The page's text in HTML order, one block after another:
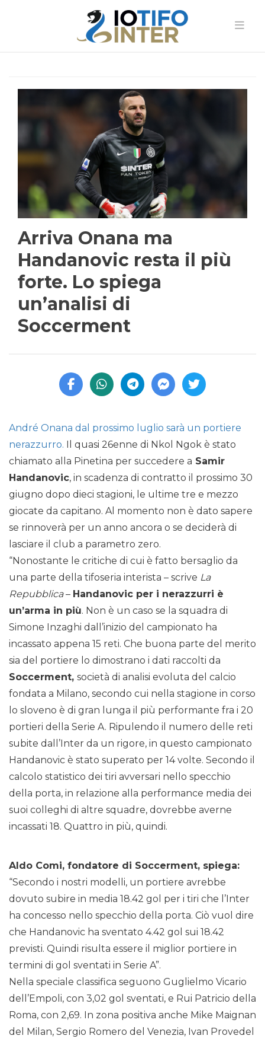
Arriva Onana ma
Handanovic resta il più
forte. Lo spiega
un’analisi di
Soccerment
André Onana dal prossimo luglio sarà un portiere
nerazzurro. Il quasi 26enne di Nkol Ngok è stato
chiamato alla Pinetina per succedere a Samir
Handanovic, in scadenza di contratto il prossimo 30
giugno dopo dieci stagioni, le ultime tre e mezzo
giocate da capitano. Al momento non è dato sapere
se rinnoverà per un anno ancora o se deciderà di
lasciare il club a parametro zero.
“Nonostante le critiche di cui è fatto bersaglio da
una parte della tifoseria interista – scrive La
Repubblica– Handanovic per i nerazzurri è
un’arma in più. Non è un caso se la squadra di
Simone Inzaghi dall’inizio del campionato ha
incassato appena 15 reti. Che buona parte del merito
sia del portiere lo dimostrano i dati raccolti da
Soccerment, società di analisi evoluta del calcio
fondata a Milano, secondo cui nella stagione in corso
lo sloveno è di gran lunga il più performante fra i 20
portieri della Serie A. Ripulendo il numero delle reti
subite dall’Inter da un rigore, in questo campionato
Handanovic è stato superato per 14 volte. Secondo il
calcolo statistico dei tiri avversari nello specchio
della porta, in relazione alla performance media dei
suoi colleghi di altre squadre, dovrebbe averne
incassati 18. Quattro in più, quindi.
Aldo Comi, fondatore di Soccerment, spiega:
“Secondo i nostri modelli, un portiere avrebbe
dovuto subire in media 18.42 gol per i tiri che l’Inter
ha concesso nello specchio della porta. Ciò vuol dire
che Handanovic ha sventato 4.42 gol sui 18.42
previsti. Quindi risulta essere il miglior portiere in
termini di gol sventati in Serie A”.
Nella speciale classifica seguono Guglielmo Vicario
dell’Empoli, con 3,02 gol sventati, e Rui Patricio della
Roma, con 2,69. In zona positiva anche Mike Maignan
del Milan, Sergio Romero del Venezia, Ivan Provedel